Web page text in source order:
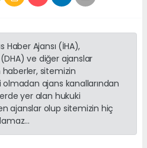
Haber Ajansı (İHA),
ve diğer ajanslar
sitemizin
ajans kanallarından
yer alan hukuki
ajanslar olup sitemizin hiç